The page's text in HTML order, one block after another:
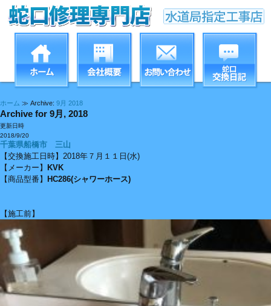
ホーム ≫ Archive: 9月 2018
Archive for 9月, 2018
更新日時
2018/9/20
千葉県船橋市 三山
【交換施工日時】2018年７月１１日(水)
【メーカー】
KVK
【商品型番】
HC286(シャワーホース)
【施工前】